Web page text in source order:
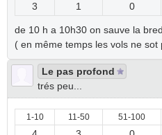
3 1 0
de 10 h a 10h30 on sauve la
( en même temps les vols ne
Le pas profond
trés peu...
1-10 11-50 51-100